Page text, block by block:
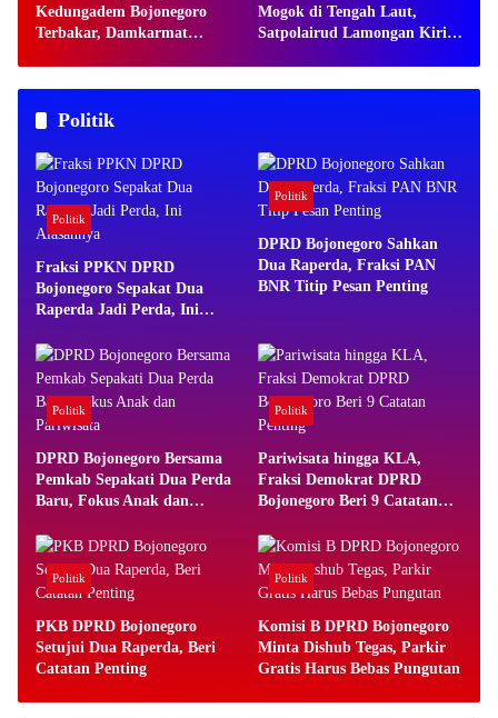
Kedungadem Bojonegoro
Terbakar, Damkarmat
Mogok di Tengah Laut,
Satpolairud Lamongan Kirim
Politik
Politik
Fraksi PPKN DPRD
Bojonegoro Sepakat Dua
Raperda Jadi Perda, Ini
Politik
DPRD Bojonegoro Sahkan
Dua Raperda, Fraksi PAN
BNR Titip Pesan Penting
Politik
DPRD Bojonegoro Bersama
Pemkab Sepakati Dua Perda
Baru, Fokus Anak dan
Politik
Pariwisata hingga KLA,
Fraksi Demokrat DPRD
Bojonegoro Beri 9 Catatan
Politik
PKB DPRD Bojonegoro
Setujui Dua Raperda, Beri
Catatan Penting
Politik
Komisi B DPRD Bojonegoro
Minta Dishub Tegas, Parkir
Gratis Harus Bebas Pungutan